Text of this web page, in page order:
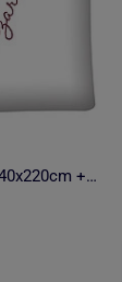
Tweepersoonsbed Harry Potter 240x220cm + 2 Kussensloopen 65x65cm – Zweinstein Bordeaux – Polykatoen